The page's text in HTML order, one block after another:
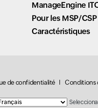
ManageEngine
Pour les MSP/CSP
Caractéristiques
de confidentialité Conditions